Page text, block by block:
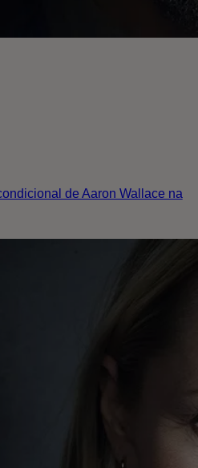
de Aaron Wallace na